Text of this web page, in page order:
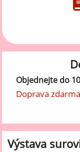
Objednejte do
Doprava
Výstava